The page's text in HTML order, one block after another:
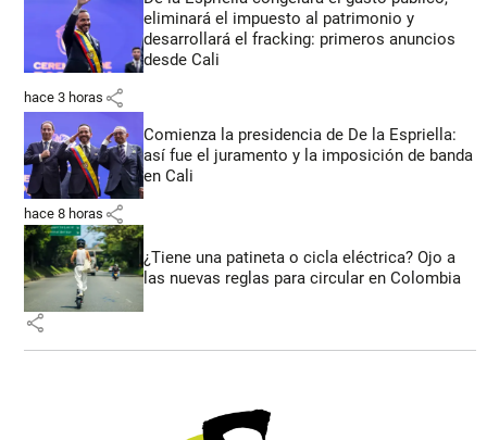
eliminará el impuesto al patrimonio y
desarrollará el fracking: primeros anuncios
desde Cali
hace 3 horas share
Comienza la presidencia de De la Espriella:
así fue el juramento y la imposición de banda
en Cali
hace 8 horas share
¿Tiene una patineta o cicla eléctrica? Ojo a
las nuevas reglas para circular en Colombia
share